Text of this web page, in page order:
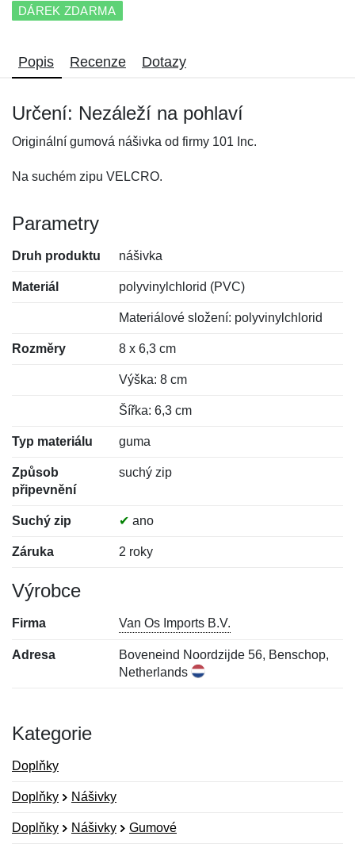
DÁREK ZDARMA
Popis Recenze Dotazy
Určení: Nezáleží na pohlaví
Originální gumová nášivka od firmy 101 Inc.
Na suchém zipu VELCRO.
Parametry
Druh produktu nášivka
Materiál polyvinylchlorid (PVC)
Materiálové složení: polyvinylchlorid
Rozměry 8 x 6,3 cm
Výška: 8 cm
Šířka: 6,3 cm
Typ materiálu guma
Způsob
připevnění
suchý zip
Suchý zip ✔ ano
Záruka 2 roky
Výrobce
Firma Van Os Imports B.V.
Adresa
Boveneind Noordzijde 56, Benschop,
Netherlands
Kategorie
Doplňky
Doplňky Nášivky
Doplňky Nášivky Gumové